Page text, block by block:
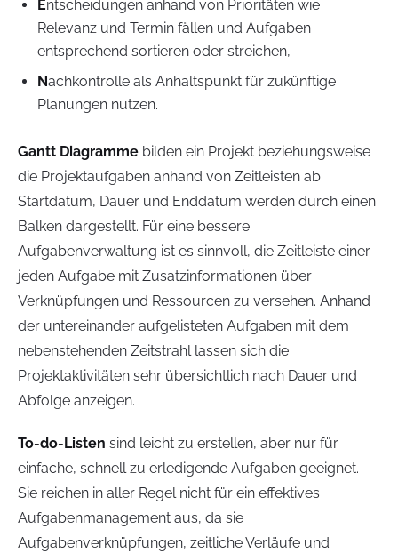
Entscheidungen anhand von Prioritäten wie
Relevanz und Termin fällen und Aufgaben
entsprechend sortieren oder streichen,
Nachkontrolle als Anhaltspunkt für zukünftige
Planungen nutzen.
Gantt Diagramme bilden ein Projekt beziehungsweise
die Projektaufgaben anhand von Zeitleisten ab.
Startdatum, Dauer und Enddatum werden durch einen
Balken dargestellt. Für eine bessere
Aufgabenverwaltung ist es sinnvoll, die Zeitleiste einer
jeden Aufgabe mit Zusatzinformationen über
Verknüpfungen und Ressourcen zu versehen. Anhand
der untereinander aufgelisteten Aufgaben mit dem
nebenstehenden Zeitstrahl lassen sich die
Projektaktivitäten sehr übersichtlich nach Dauer und
Abfolge anzeigen.
To-do-Listen sind leicht zu erstellen, aber nur für
einfache, schnell zu erledigende Aufgaben geeignet.
Sie reichen in aller Regel nicht für ein effektives
Aufgabenmanagement aus, da sie
Aufgabenverknüpfungen, zeitliche Verläufe und